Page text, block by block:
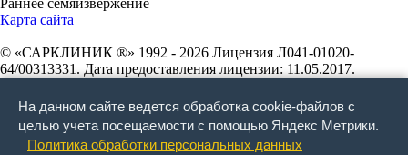
Карта сайта
© «САРКЛИНИК ®» 1992 - 2026 Лицензия Л041-01020-
64/00313331. Дата предоставления лицензии: 11.05.2017.
здравоохранения. Индивидуальный предприниматель
Печенников Владимир Геннадиевич. ОГРНИП
304645428900261. ИНН 645400449602. Фактический и
почтовый адрес: 410012, Саратовская область, г. Саратов, ул.
На данном сайте ведется обработка cookie-файлов с
целью учета посещаемости с помощью Яндекс Метрики.
Политика обработки персональных данных